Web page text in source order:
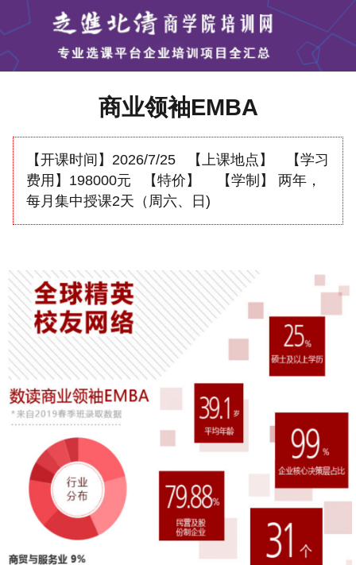
商业领袖EMBA
【开课时间】 2026/7/25 【上课地点】
【学习
费用】 198000元 【特价】 【学制】
两年，
每月集中授课2天（周六、日)